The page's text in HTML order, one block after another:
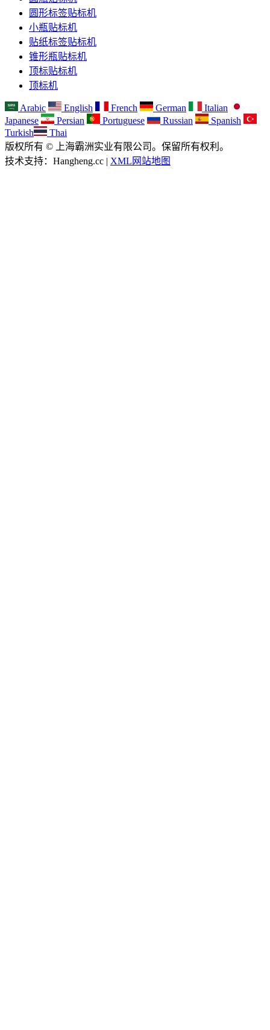
圆形标签贴标机
小瓶贴标机
贴纸标签贴标机
锥形瓶贴标机
顶标贴标机
顶标机
Arabic English French German
Italian
Japanese
Persian Portuguese Russian
Spanish
Turkish
Thai
版权所有 © 上海霸洲实业有限公司。保留所有权利。
技术支持：Hangheng.cc | XML网站地图